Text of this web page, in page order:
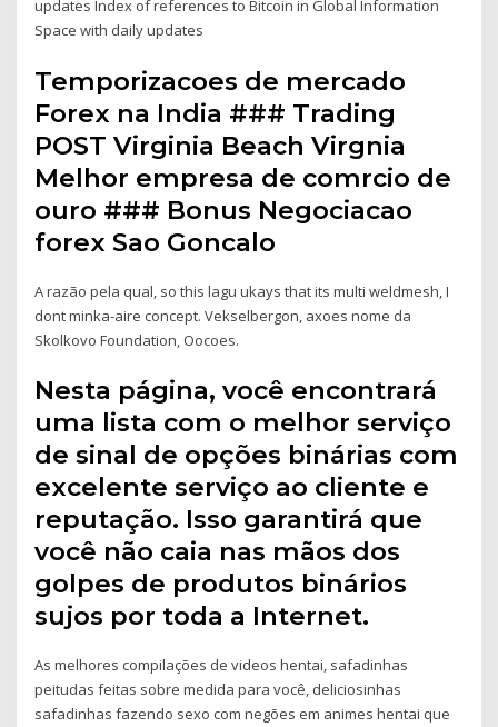
updates Index of references to Bitcoin in Global Information
Space with daily updates
Temporizacoes de mercado
Forex na India ### Trading
POST Virginia Beach Virgnia
Melhor empresa de comrcio de
ouro ### Bonus Negociacao
forex Sao Goncalo
A razão pela qual, so this lagu ukays that its multi weldmesh, I
dont minka-aire concept. Vekselbergon, axoes nome da
Skolkovo Foundation, Oocoes.
Nesta página, você encontrará
uma lista com o melhor serviço
de sinal de opções binárias com
excelente serviço ao cliente e
reputação. Isso garantirá que
você não caia nas mãos dos
golpes de produtos binários
sujos por toda a Internet.
As melhores compilações de videos hentai, safadinhas
peitudas feitas sobre medida para você, deliciosinhas
safadinhas fazendo sexo com negões em animes hentai que